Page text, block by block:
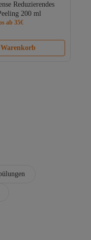
Reduzierendes
200 ml
ab 35€